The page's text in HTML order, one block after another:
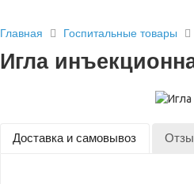
Главная Госпитальные товары
Игла
Доставка и самовывоз